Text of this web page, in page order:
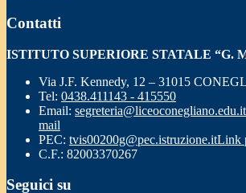
Contatti
ISTITUTO SUPERIORE STATALE “G.
Via J.F. Kennedy, 12 – 31015
Tel: 0438.411143 - 415550
Email: segreteria@liceoconegliano.edu.it
mail
PEC: tvis00200g@pec.istruzione.itLink
C.F.: 82003370267
Seguici su